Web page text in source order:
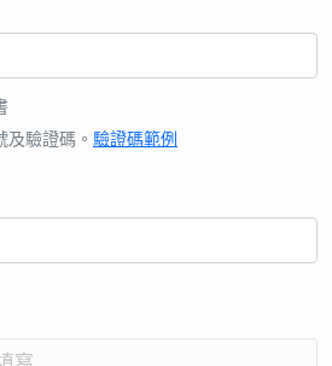
資料保護法」規定。
提供台灣松下電器股份有限公司儲存
電器股份有限公司，在提供優良服務
及相關法令之規定下，依本公司隱私
澎、金、馬。您同意並授權本公司得
求及目的，將您所提供配送所需必要
名、地址、聯絡電話)提供予相關合作
銷售股份有限公司」販售之上述指定
之商品 (水貨) 恕不適用本活動。
驗證碼。 驗證碼範例